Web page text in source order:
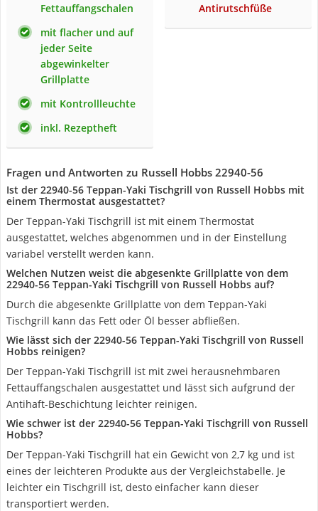
Fettauffangschalen
mit flacher und auf
jeder Seite
abgewinkelter
Grillplatte
mit Kontrollleuchte
inkl. Rezeptheft
Antirutschfüße
Fragen und Antworten zu Russell Hobbs 22940-56
Ist der 22940-56 Teppan-Yaki Tischgrill von Russell Hobbs mit
einem Thermostat ausgestattet?
Der Teppan-Yaki Tischgrill ist mit einem Thermostat
ausgestattet, welches abgenommen und in der Einstellung
variabel verstellt werden kann.
Welchen Nutzen weist die abgesenkte Grillplatte von dem
22940-56 Teppan-Yaki Tischgrill von Russell Hobbs auf?
Durch die abgesenkte Grillplatte von dem Teppan-Yaki
Tischgrill kann das Fett oder Öl besser abfließen.
Wie lässt sich der 22940-56 Teppan-Yaki Tischgrill von Russell
Hobbs reinigen?
Der Teppan-Yaki Tischgrill ist mit zwei herausnehmbaren
Fettauffangschalen ausgestattet und lässt sich aufgrund der
Antihaft-Beschichtung leichter reinigen.
Wie schwer ist der 22940-56 Teppan-Yaki Tischgrill von Russell
Hobbs?
Der Teppan-Yaki Tischgrill hat ein Gewicht von 2,7 kg und ist
eines der leichteren Produkte aus der Vergleichstabelle. Je
leichter ein Tischgrill ist, desto einfacher kann dieser
transportiert werden.